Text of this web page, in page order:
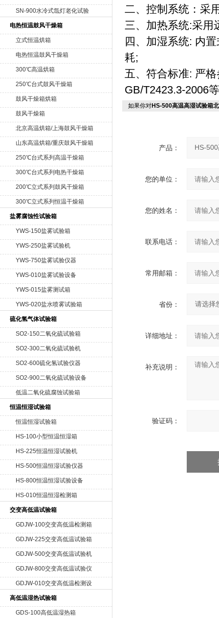
箱
SN-900水冷式氙灯老化试验
箱
电热恒温鼓风干燥箱
立式恒温烘箱
电热恒温鼓风干燥箱
300℃高温烘箱
250℃台式鼓风干燥箱
鼓风干燥箱烘箱
鼓风干燥箱
北京高温烘箱/上海鼓风干燥箱
山东高温烘箱/重庆鼓风干燥箱
250℃台式系列高温干燥箱
300℃台式系列电热干燥箱
200℃立式系列鼓风干燥箱
300℃立式系列恒温干燥箱
盐雾腐蚀性试验箱
YWS-150盐雾试验箱
YWS-250盐雾试验机
YWS-750盐雾试验仪器
YWS-010盐雾试验设备
YWS-015盐雾测试箱
YWS-020盐水喷雾试验箱
硫化氢气体试验箱
SO2-150二氧化硫试验箱
SO2-300二氧化硫试验机
SO2-600硫化氢试验仪器
SO2-900二氧化硫试验设备
低温二氧化硫腐蚀试验箱
恒温恒湿试验箱
恒温恒湿试验箱
HS-100小型恒温恒湿箱
HS-225恒温恒湿试验机
HS-500恒温恒湿试验仪器
HS-800恒温恒湿试验设备
HS-010恒温恒湿检测箱
交变高低温试验箱
GDJW-100交变高低温检测箱
GDJW-225交变高低温试验箱
GDJW-500交变高低温试验机
GDJW-800交变高低温试验仪
器
GDJW-010交变高低温检测设
备
高低温湿热试验箱
GDS-100高低温湿热箱
二、控制系统：采
三、加热系统:采用
四、加湿系统: 内
耗;
五、符合标准: 严
GB/T2423.3-2006
如果你对HS-500高温高湿试验箱
产品：
您的单位：
您的姓名：
联系电话：
常用邮箱：
省份：
详细地址：
补充说明：
验证码：